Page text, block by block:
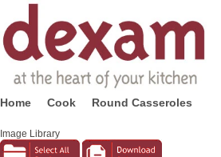
Home Cook Round Casseroles
Image Library